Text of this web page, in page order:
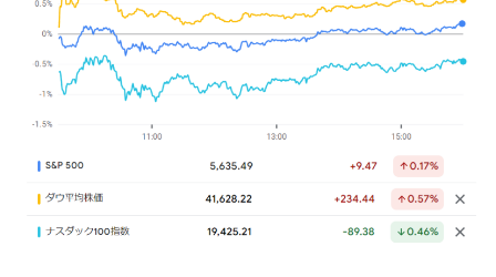
インテルがアマゾン向けのチップ製造
へ
9月の注目イベントについて